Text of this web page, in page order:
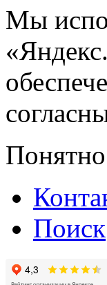
Мы
Понятно
Поиск